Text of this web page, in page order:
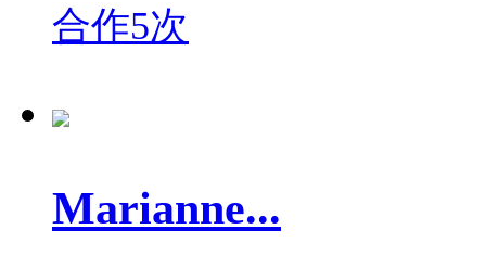
合作5次
Marianne...